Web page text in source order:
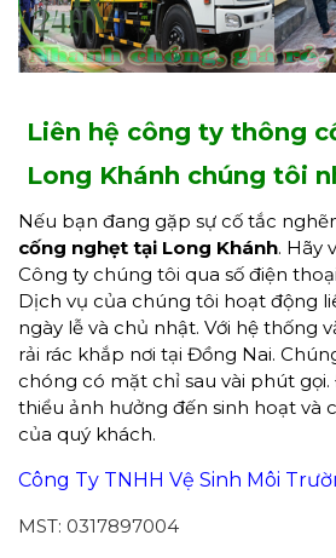
Liên hệ công ty thông
Long Khánh chúng tôi
Nếu bạn đang gặp sự cố tắc
cống nghẹt tại Long Khánh. Hãy
Công ty chúng tôi qua số điện
Dịch vụ của chúng tôi hoạt động
ngày lễ và chủ nhật. Với hệ thống
rải rác khắp nơi tại Đồng Nai.
chóng có mặt chỉ sau vài phút
thiểu ảnh hưởng đến sinh hoạt và
của quý khách.
Công Ty TNHH Vệ Sinh Môi
MST: 0317897004